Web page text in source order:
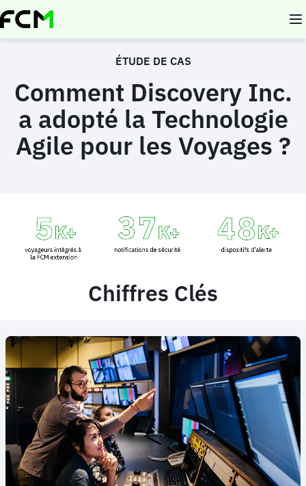
Aller
au
ÉTUDE DE CAS
Comment Discovery Inc.
a adopté la Technologie
Agile pour les Voyages ?
Animated
Chiffres Clés